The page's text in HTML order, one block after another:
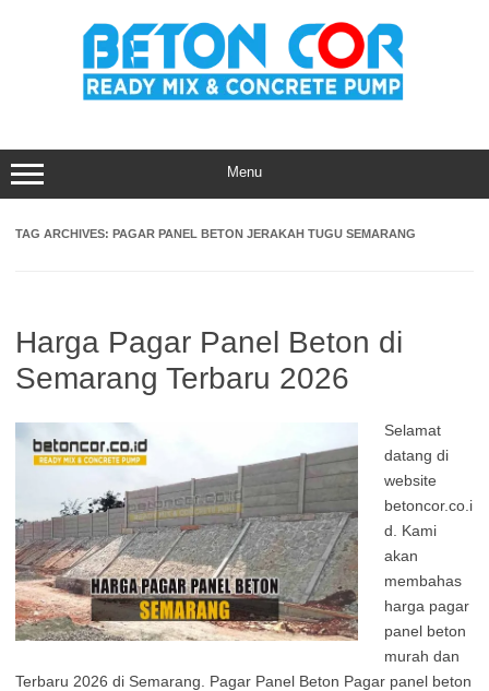
Menu
TAG ARCHIVES: PAGAR PANEL BETON JERAKAH TUGU SEMARANG
Harga Pagar Panel Beton di
Semarang Terbaru 2026
Selamat
datang di
website
betoncor.co.i
d. Kami
akan
membahas
harga pagar
panel beton
murah dan
Terbaru 2026 di Semarang. Pagar Panel Beton Pagar panel beton